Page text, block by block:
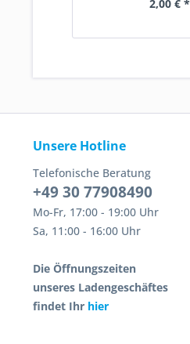
2,00 € *
Unsere Hotline
Telefonische Beratung
+49 30 77908490
Mo-Fr, 17:00 - 19:00 Uhr
Sa, 11:00 - 16:00 Uhr
Die Öffnungszeiten
unseres Ladengeschäftes
findet Ihr hier